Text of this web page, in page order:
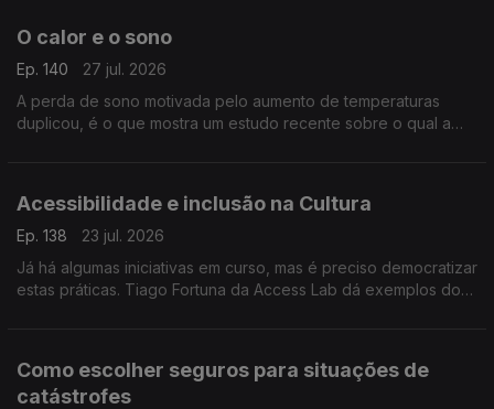
O calor e o sono
Ep. 140
27 jul. 2026
A perda de sono motivada pelo aumento de temperaturas
duplicou, é o que mostra um estudo recente sobre o qual a
Acessibilidade e inclusão na Cultura
Ep. 138
23 jul. 2026
Já há algumas iniciativas em curso, mas é preciso democratizar
estas práticas. Tiago Fortuna da Access Lab dá exemplos do
Como escolher seguros para situações de
catástrofes